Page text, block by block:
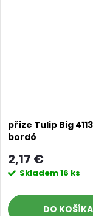
příze Tulip Big
bordó
2,17 €
Skladem16 ks
DO KOŠÍKA